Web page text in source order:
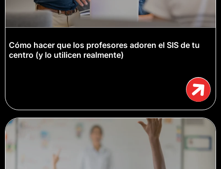
Cómo hacer que los profesores adoren el SIS de tu
centro (y lo utilicen realmente)